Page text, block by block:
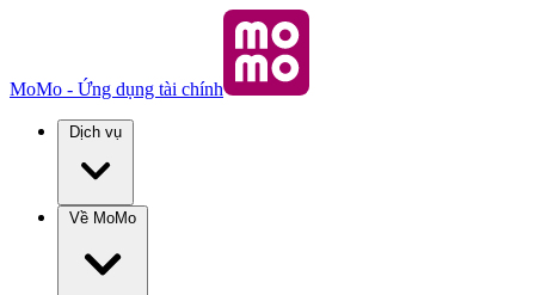
MoMo - Ứng dụng tài chính
Dịch vụ
Về MoMo